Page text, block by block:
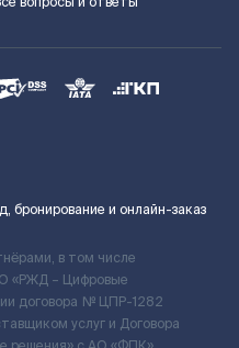
бронирование и онлайн-заказ
в том числе
«РЖД – Цифровые
договора № ЦПР-1282
услуг и Договора